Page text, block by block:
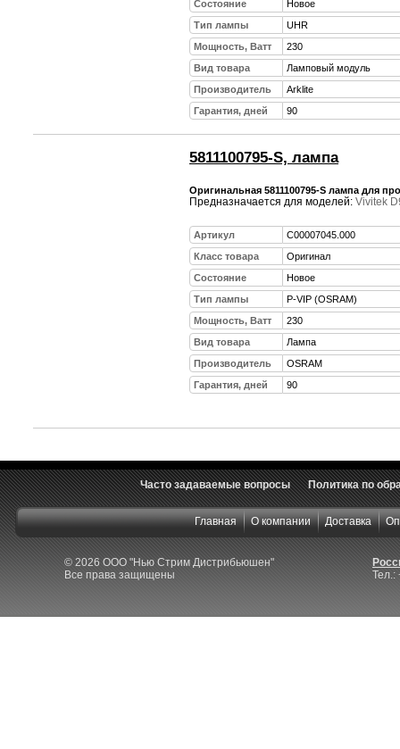
Состояние
Новое
Тип лампы
UHR
Мощность, Ватт
230
Вид товара
Ламповый модуль
Производитель
Arklite
Гарантия, дней
90
5811100795-S, лампа
Оригинальная 5811100795-S лампа для
Предназначается для моделей: Vivitek
Артикул
C00007045.000
Класс товара
Оригинал
Состояние
Новое
Тип лампы
P-VIP (OSRAM)
Мощность, Ватт
230
Вид товара
Лампа
Производитель
OSRAM
Гарантия, дней
90
Часто задаваемые вопросы Политика по
Главная О компании Доставка
© 2026 ООО "Нью Стрим Дистрибьюшен"
Все права защищены
Тел.: